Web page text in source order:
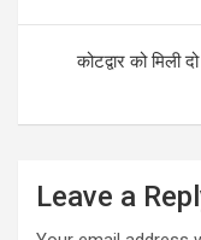
कोटद्वार को मिली
Leave a